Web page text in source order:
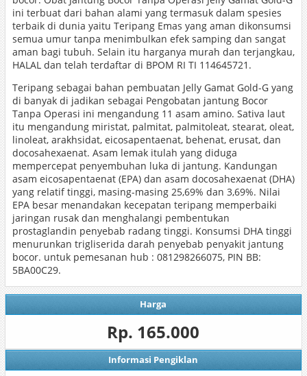
ini terbuat dari bahan alami yang termasuk dalam spesies
terbaik di dunia yaitu Teripang Emas yang aman dikonsumsi
semua umur tanpa menimbulkan efek samping dan sangat
aman bagi tubuh. Selain itu harganya murah dan terjangkau,
HALAL dan telah terdaftar di BPOM RI TI 114645721.
Teripang sebagai bahan pembuatan Jelly Gamat Gold-G yang
di banyak di jadikan sebagai Pengobatan jantung Bocor
Tanpa Operasi ini mengandung 11 asam amino. Sativa laut
itu mengandung miristat, palmitat, palmitoleat, stearat, oleat,
linoleat, arakhsidat, eicosapentaenat, behenat, erusat, dan
docosahexaenat. Asam lemak itulah yang diduga
mempercepat penyembuhan luka di jantung. Kandungan
asam eicosapentaenat (EPA) dan asam docosahexaenat (DHA)
yang relatif tinggi, masing-masing 25,69% dan 3,69%. Nilai
EPA besar menandakan kecepatan teripang memperbaiki
jaringan rusak dan menghalangi pembentukan
prostaglandin penyebab radang tinggi. Konsumsi DHA tinggi
menurunkan trigliserida darah penyebab penyakit jantung
bocor. untuk pemesanan hub : 081298266075, PIN BB:
5BA00C29.
Harga
Rp. 165.000
Informasi Pengiklan